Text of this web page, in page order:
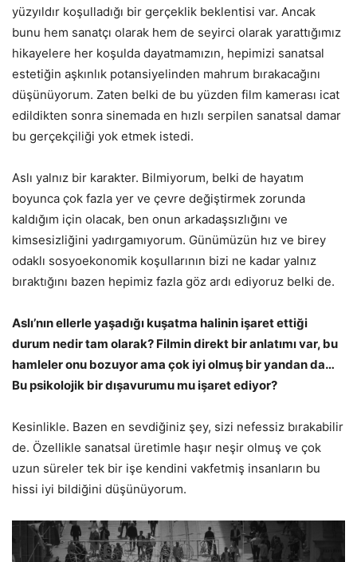
yüzyıldır koşulladığı bir gerçeklik beklentisi var. Ancak
bunu hem sanatçı olarak hem de seyirci olarak yarattığımız
hikayelere her koşulda dayatmamızın, hepimizi sanatsal
estetiğin aşkınlık potansiyelinden mahrum bırakacağını
düşünüyorum. Zaten belki de bu yüzden film kamerası icat
edildikten sonra sinemada en hızlı serpilen sanatsal damar
bu gerçekçiliği yok etmek istedi.
Aslı yalnız bir karakter. Bilmiyorum, belki de hayatım
boyunca çok fazla yer ve çevre değiştirmek zorunda
kaldığım için olacak, ben onun arkadaşsızlığını ve
kimsesizliğini yadırgamıyorum. Günümüzün hız ve birey
odaklı sosyoekonomik koşullarının bizi ne kadar yalnız
bıraktığını bazen hepimiz fazla göz ardı ediyoruz belki de.
Aslı’nın ellerle yaşadığı kuşatma halinin işaret ettiği
durum nedir tam olarak? Filmin direkt bir anlatımı var, bu
hamleler onu bozuyor ama çok iyi olmuş bir yandan da…
Bu psikolojik bir dışavurumu mu işaret ediyor?
Kesinlikle. Bazen en sevdiğiniz şey, sizi nefessiz bırakabilir
de. Özellikle sanatsal üretimle haşır neşir olmuş ve çok
uzun süreler tek bir işe kendini vakfetmiş insanların bu
hissi iyi bildiğini düşünüyorum.